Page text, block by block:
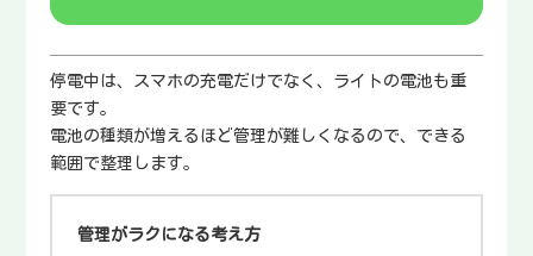
停電中は、スマホの充電だけでなく、ライトの電池も重
要です。
電池の種類が増えるほど管理が難しくなるので、できる
範囲で整理します。
管理がラクになる考え方